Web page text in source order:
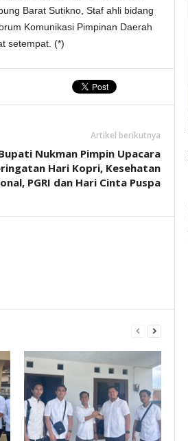
Barat Sutikno, Staf ahli bidang
Komunikasi Pimpinan Daerah
setempat. (*)
Artikel berikutnya
Nukman Pimpin Upacara
Hari Kopri, Kesehatan
PGRI dan Hari Cinta Puspa